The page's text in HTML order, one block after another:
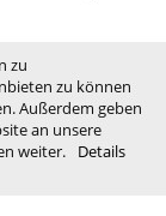
zu
zu können
Außerdem geben
an unsere
weiter.
Details